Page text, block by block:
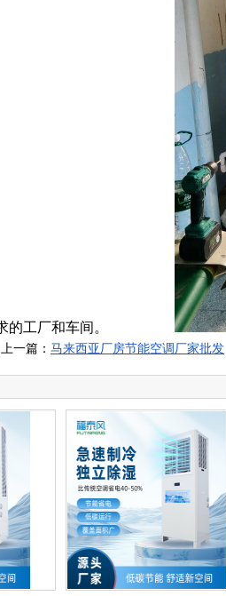
工厂和车间。
上一篇： 马来西亚厂房节能空调厂家批发